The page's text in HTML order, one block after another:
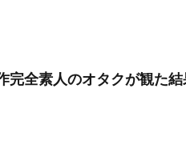
完全素人のオタクが観た結